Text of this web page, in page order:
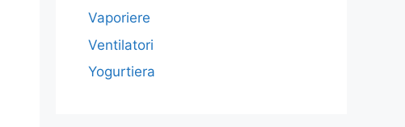
Vaporiere
Ventilatori
Yogurtiera